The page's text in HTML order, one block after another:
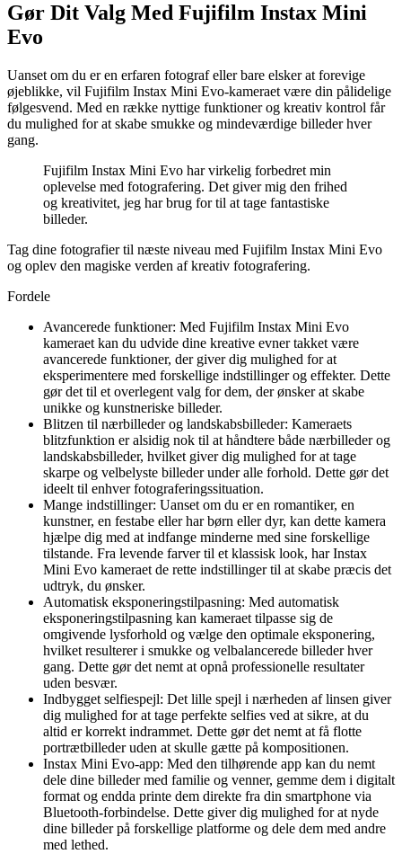
Gør Dit Valg Med Fujifilm Instax Mini
Evo
Uanset om du er en erfaren fotograf eller bare elsker at forevige
øjeblikke, vil Fujifilm Instax Mini Evo-kameraet være din pålidelige
følgesvend. Med en række nyttige funktioner og kreativ kontrol får
du mulighed for at skabe smukke og mindeværdige billeder hver
gang.
Fujifilm Instax Mini Evo har virkelig forbedret min
oplevelse med fotografering. Det giver mig den frihed
og kreativitet, jeg har brug for til at tage fantastiske
billeder.
Tag dine fotografier til næste niveau med Fujifilm Instax Mini Evo
og oplev den magiske verden af kreativ fotografering.
Fordele
Avancerede funktioner: Med Fujifilm Instax Mini Evo
kameraet kan du udvide dine kreative evner takket være
avancerede funktioner, der giver dig mulighed for at
eksperimentere med forskellige indstillinger og effekter. Dette
gør det til et overlegent valg for dem, der ønsker at skabe
unikke og kunstneriske billeder.
Blitzen til nærbilleder og landskabsbilleder: Kameraets
blitzfunktion er alsidig nok til at håndtere både nærbilleder og
landskabsbilleder, hvilket giver dig mulighed for at tage
skarpe og velbelyste billeder under alle forhold. Dette gør det
ideelt til enhver fotograferingssituation.
Mange indstillinger: Uanset om du er en romantiker, en
kunstner, en festabe eller har børn eller dyr, kan dette kamera
hjælpe dig med at indfange minderne med sine forskellige
tilstande. Fra levende farver til et klassisk look, har Instax
Mini Evo kameraet de rette indstillinger til at skabe præcis det
udtryk, du ønsker.
Automatisk eksponeringstilpasning: Med automatisk
eksponeringstilpasning kan kameraet tilpasse sig de
omgivende lysforhold og vælge den optimale eksponering,
hvilket resulterer i smukke og velbalancerede billeder hver
gang. Dette gør det nemt at opnå professionelle resultater
uden besvær.
Indbygget selfiespejl: Det lille spejl i nærheden af linsen giver
dig mulighed for at tage perfekte selfies ved at sikre, at du
altid er korrekt indrammet. Dette gør det nemt at få flotte
portrætbilleder uden at skulle gætte på kompositionen.
Instax Mini Evo-app: Med den tilhørende app kan du nemt
dele dine billeder med familie og venner, gemme dem i digitalt
format og endda printe dem direkte fra din smartphone via
Bluetooth-forbindelse. Dette giver dig mulighed for at nyde
dine billeder på forskellige platforme og dele dem med andre
med lethed.